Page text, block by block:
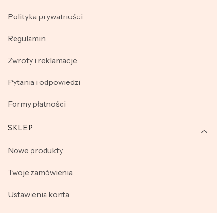
Polityka prywatności
Regulamin
Zwroty i reklamacje
Pytania i odpowiedzi
Formy płatności
SKLEP
Nowe produkty
Twoje zamówienia
Ustawienia konta